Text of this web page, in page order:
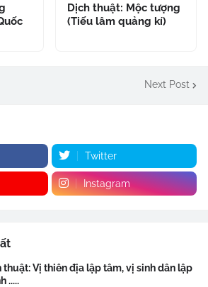
Dịch thuật: Mộc tượng
(Tiếu lâm quảng kí)
Next Post
Twitter
Instagram
thuật: Vị thiên địa lập tâm, vị sinh dân lập
.....